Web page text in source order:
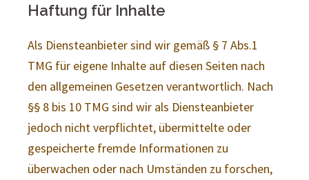
Haftung für Inhalte
Als Diensteanbieter sind wir gemäß § 7 Abs.1
TMG für eigene Inhalte auf diesen Seiten nach
den allgemeinen Gesetzen verantwortlich. Nach
§§ 8 bis 10 TMG sind wir als Diensteanbieter
jedoch nicht verpflichtet, übermittelte oder
gespeicherte fremde Informationen zu
überwachen oder nach Umständen zu forschen,